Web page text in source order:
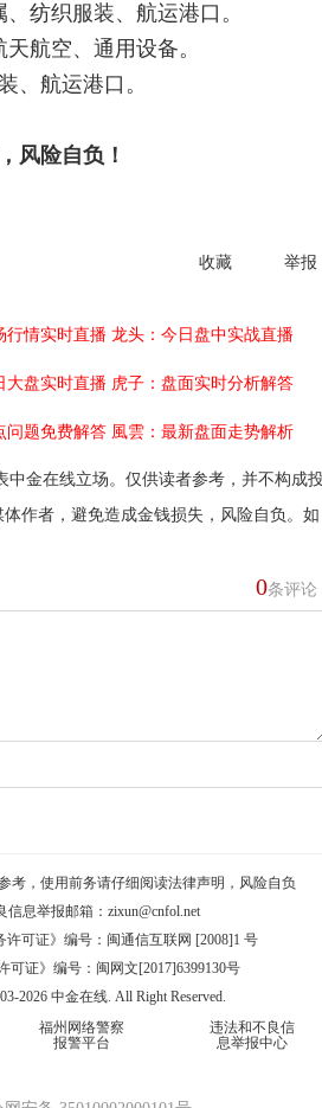
纺织服装、航运港口。
航空、通用设备。
航运港口。
风险自负！
收藏 举报
行情实时直播 龙头：今日盘中实战直播
大盘实时直播 虎子：盘面实时分析解答
问题免费解答 風雲：最新盘面走势解析
金在线立场。仅供读者参考，并不构成
作者，避免造成金钱损失，风险自负。如
0条评论
考，使用前务请仔细阅读法律声明 ，风险自负
信息举报邮箱： zixun@cnfol.net
可证》编号：闽通信互联网 [2008]1 号
可证》编号：闽网文[2017]6399130号
2026 中金在线. All Right Reserved.
福州网络警察
报警平台
违法和不良信
息举报中心